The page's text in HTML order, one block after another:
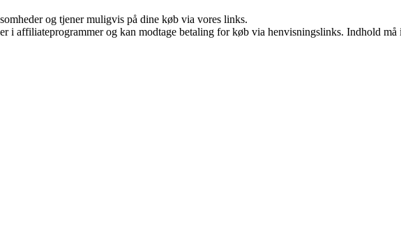
og tjener muligvis på dine køb via vores links.
i affiliateprogrammer og kan modtage betaling for køb via henvisningslinks. Indhold må